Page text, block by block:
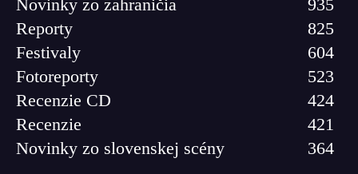
Novinky zo zahraničia
935
Reporty
825
Festivaly
604
Fotoreporty
523
Recenzie CD
424
Recenzie
421
Novinky zo slovenskej scény
364